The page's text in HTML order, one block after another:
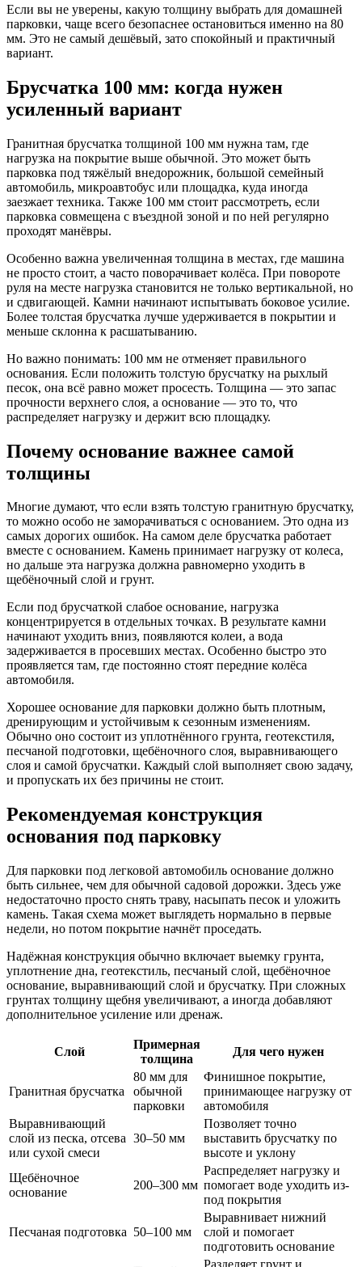
Если вы не уверены, какую толщину выбрать для домашней
парковки, чаще всего безопаснее остановиться именно на 80
мм. Это не самый дешёвый, зато спокойный и практичный
вариант.
Брусчатка 100 мм: когда нужен
усиленный вариант
Гранитная брусчатка толщиной 100 мм нужна там, где
нагрузка на покрытие выше обычной. Это может быть
парковка под тяжёлый внедорожник, большой семейный
автомобиль, микроавтобус или площадка, куда иногда
заезжает техника. Также 100 мм стоит рассмотреть, если
парковка совмещена с въездной зоной и по ней регулярно
проходят манёвры.
Особенно важна увеличенная толщина в местах, где машина
не просто стоит, а часто поворачивает колёса. При повороте
руля на месте нагрузка становится не только вертикальной, но
и сдвигающей. Камни начинают испытывать боковое усилие.
Более толстая брусчатка лучше удерживается в покрытии и
меньше склонна к расшатыванию.
Но важно понимать: 100 мм не отменяет правильного
основания. Если положить толстую брусчатку на рыхлый
песок, она всё равно может просесть. Толщина — это запас
прочности верхнего слоя, а основание — это то, что
распределяет нагрузку и держит всю площадку.
Почему основание важнее самой
толщины
Многие думают, что если взять толстую гранитную брусчатку,
то можно особо не заморачиваться с основанием. Это одна из
самых дорогих ошибок. На самом деле брусчатка работает
вместе с основанием. Камень принимает нагрузку от колеса,
но дальше эта нагрузка должна равномерно уходить в
щебёночный слой и грунт.
Если под брусчаткой слабое основание, нагрузка
концентрируется в отдельных точках. В результате камни
начинают уходить вниз, появляются колеи, а вода
задерживается в просевших местах. Особенно быстро это
проявляется там, где постоянно стоят передние колёса
автомобиля.
Хорошее основание для парковки должно быть плотным,
дренирующим и устойчивым к сезонным изменениям.
Обычно оно состоит из уплотнённого грунта, геотекстиля,
песчаной подготовки, щебёночного слоя, выравнивающего
слоя и самой брусчатки. Каждый слой выполняет свою задачу,
и пропускать их без причины не стоит.
Рекомендуемая конструкция
основания под парковку
Для парковки под легковой автомобиль основание должно
быть сильнее, чем для обычной садовой дорожки. Здесь уже
недостаточно просто снять траву, насыпать песок и уложить
камень. Такая схема может выглядеть нормально в первые
недели, но потом покрытие начнёт проседать.
Надёжная конструкция обычно включает выемку грунта,
уплотнение дна, геотекстиль, песчаный слой, щебёночное
основание, выравнивающий слой и брусчатку. При сложных
грунтах толщину щебня увеличивают, а иногда добавляют
дополнительное усиление или дренаж.
Слой
Примерная
толщина
Для чего нужен
Гранитная брусчатка
80 мм для
обычной
парковки
Финишное покрытие,
принимающее нагрузку от
автомобиля
Выравнивающий
слой из песка, отсева
или сухой смеси
30–50 мм
Позволяет точно
выставить брусчатку по
высоте и уклону
Щебёночное
основание
200–300 мм
Распределяет нагрузку и
помогает воде уходить из-
под покрытия
Песчаная подготовка 50–100 мм
Выравнивает нижний
слой и помогает
подготовить основание